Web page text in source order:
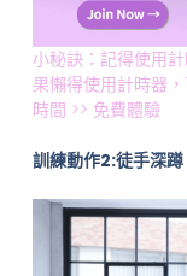
小秘訣：記得使用
果懶得使用計時器
時間 >> 免費體驗
訓練動作2:徒手深蹲